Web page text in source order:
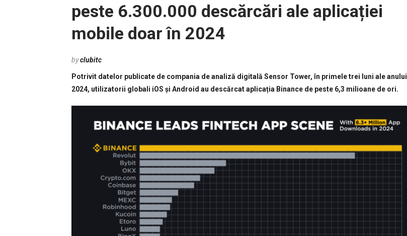
peste 6.300.000 descărcări ale aplicației
mobile doar în 2024
byclubitc
Potrivit datelor publicate de compania de analiză digitală Sensor Tower, în primele trei luni ale anului
2024, utilizatorii globali iOS și Android au descărcat aplicația Binance de peste 6,3 milioane de ori.